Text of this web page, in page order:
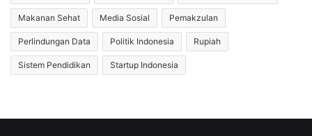
Makanan Sehat Media Sosial Pemakzulan
Perlindungan Data Politik Indonesia Rupiah
Sistem Pendidikan Startup Indonesia